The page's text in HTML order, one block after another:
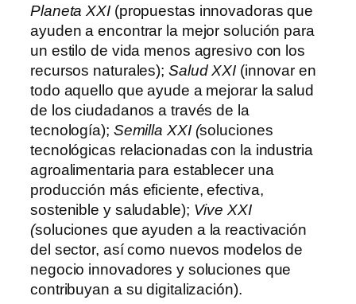
Planeta XXI (propuestas innovadoras que
ayuden a encontrar la mejor solución para
un estilo de vida menos agresivo con los
recursos naturales); Salud XXI (innovar en
todo aquello que ayude a mejorar la salud
de los ciudadanos a través de la
tecnología); Semilla XXI (soluciones
tecnológicas relacionadas con la industria
agroalimentaria para establecer una
producción más eficiente, efectiva,
sostenible y saludable); Vive XXI
(soluciones que ayuden a la reactivación
del sector, así como nuevos modelos de
negocio innovadores y soluciones que
contribuyan a su digitalización).